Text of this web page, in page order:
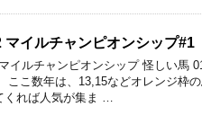
マイルチャンピオンシップ#1
イルチャンピオンシップ 怪しい馬
ここ数年は、13,15などオレンジ枠
くれば人気が集ま …